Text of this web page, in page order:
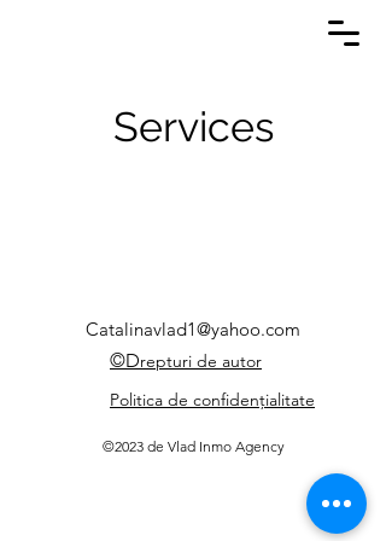
Services
Catalinavlad1@yahoo.com
©Drepturi de autor
Politica de confidențialitate
©2023 de Vlad Inmo Agency